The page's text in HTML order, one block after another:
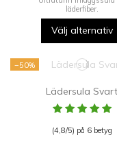
läderfiber.
Välj alternativ
−50%
Lädersula Svart
(4,8/5) på 6 betyg